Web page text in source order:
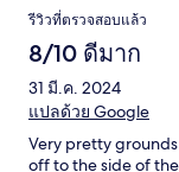
รีวิวที่ตรวจสอบแล้ว
8/10 ดีมาก
31 มี.ค. 2024
แปลด้วย Google
Very pretty
off to the side of